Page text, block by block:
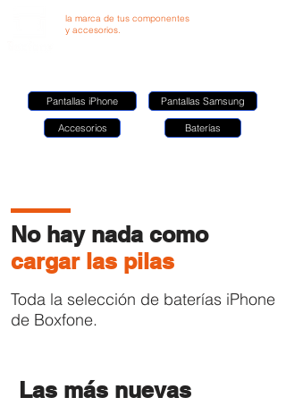
la marca de tus componentes
y accesorios.
Pantallas iPhone
Accesorios
Pantallas Samsung
Baterías
No hay nada como
cargar las pilas
Toda la selección de baterías iPhone
de Boxfone.
Las más nuevas